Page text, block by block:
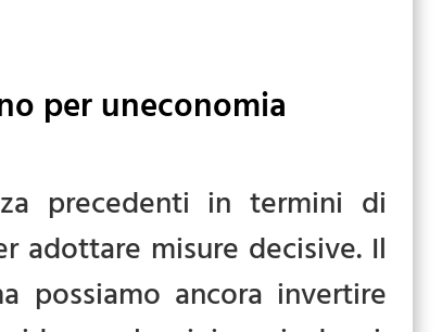
per uneconomia
precedenti in termini di
adottare misure decisive. Il
possiamo ancora invertire